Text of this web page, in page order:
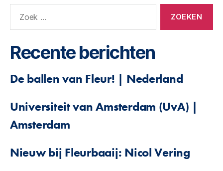
Recente berichten
De ballen van Fleur! | Nederland
Universiteit van Amsterdam (UvA) |
Amsterdam
Nieuw bij Fleurbaaij: Nicol Vering